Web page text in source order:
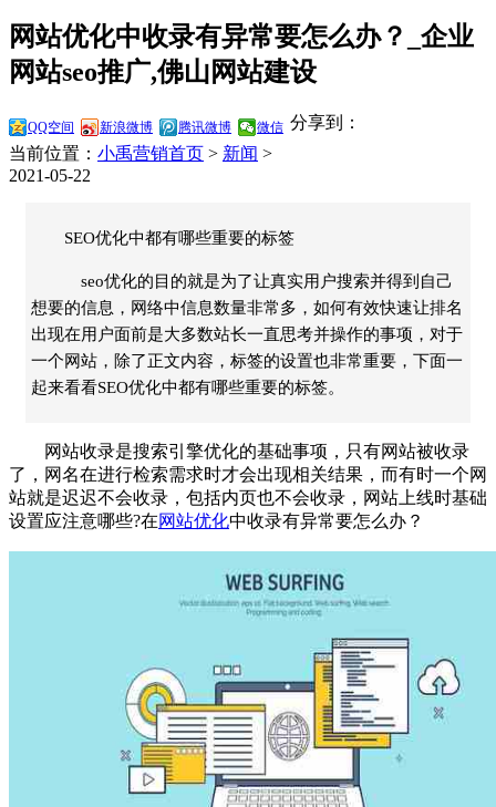
网站优化中收录有异常要怎么办？_企业
网站seo推广,佛山网站建设
分享到：
QQ空间 新浪微博 腾讯微博 微信
当前位置： 小禹营销首页 > 新闻 >
2021-05-22
SEO优化中都有哪些重要的标签
seo优化的目的就是为了让真实用户搜索并得到自己
想要的信息，网络中信息数量非常多，如何有效快速让排名
出现在用户面前是大多数站长一直思考并操作的事项，对于
一个网站，除了正文内容，标签的设置也非常重要，下面一
起来看看SEO优化中都有哪些重要的标签。
网站收录是搜索引擎优化的基础事项，只有网站被收录
了，网名在进行检索需求时才会出现相关结果，而有时一个网
站就是迟迟不会收录，包括内页也不会收录，网站上线时基础
设置应注意哪些?在网站优化中收录有异常要怎么办？